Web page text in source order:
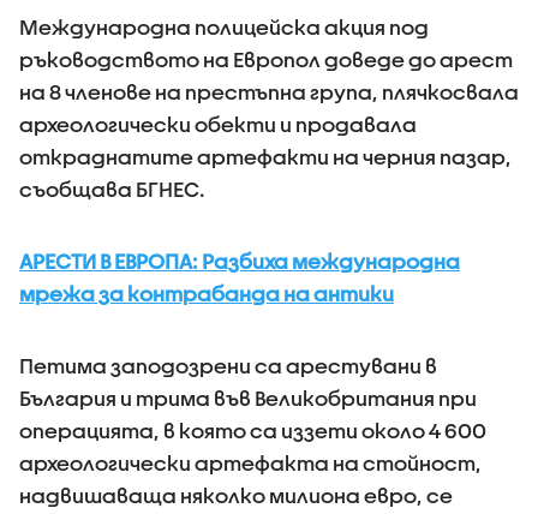
Международна полицейска акция под
ръководството на Европол доведе до арест
на 8 членове на престъпна група, плячкосвала
археологически обекти и продавала
откраднатите артефакти на черния пазар,
съобщава БГНЕС.
АРЕСТИ В ЕВРОПА: Разбиха международна
мрежа за контрабанда на антики
Петима заподозрени са арестувани в
България и трима във Великобритания при
операцията, в която са иззети около 4 600
археологически артефакта на стойност,
надвишаваща няколко милиона евро, се